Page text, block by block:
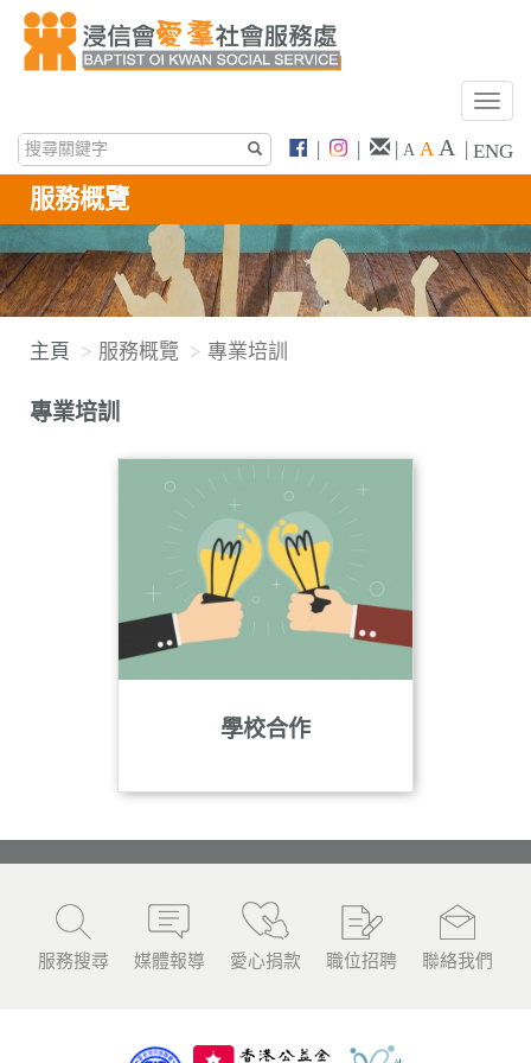
T
g
l
e
n
a
| | | A A A | ENG
服務概覽
主頁 服務概覽 專業培訓
專業培訓
學校合作
服務搜尋 媒體報導 愛心捐款 職位招聘 聯絡我們